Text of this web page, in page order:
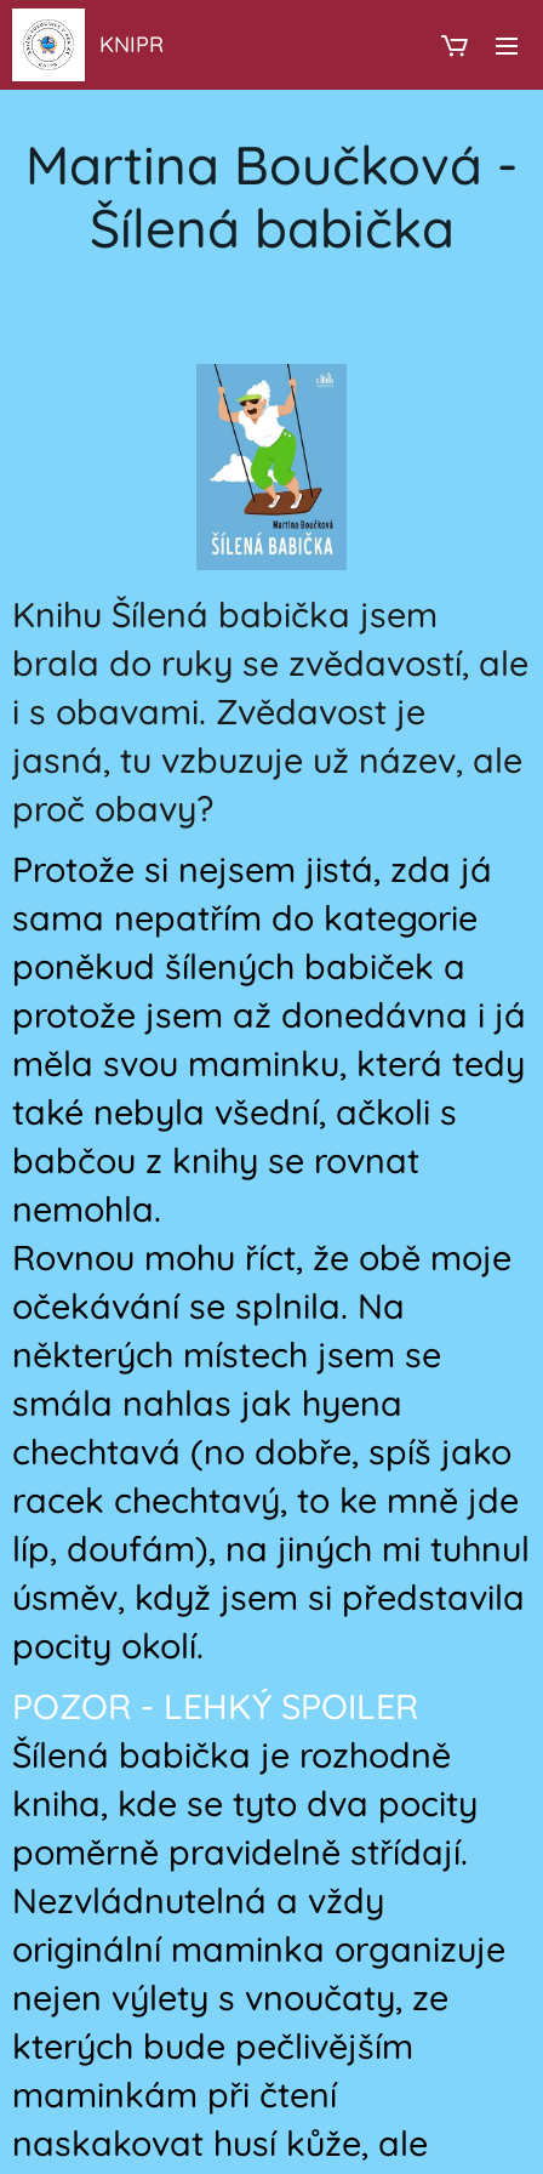
KNIPR
Martina Boučková -
Šílená babička
Knihu Šílená babička jsem
brala do ruky se zvědavostí, ale
i s obavami. Zvědavost je
jasná, tu vzbuzuje už název, ale
proč obavy?
Protože si nejsem jistá, zda já
sama nepatřím do kategorie
poněkud šílených babiček a
protože jsem až donedávna i já
měla svou maminku, která tedy
také nebyla všední, ačkoli s
babčou z knihy se rovnat
nemohla.
Rovnou mohu říct, že obě moje
očekávání se splnila. Na
některých místech jsem se
smála nahlas jak hyena
chechtavá (no dobře, spíš jako
racek chechtavý, to ke mně jde
líp, doufám), na jiných mi tuhnul
úsměv, když jsem si představila
pocity okolí.
POZOR - LEHKÝ SPOILER
Šílená babička je rozhodně
kniha, kde se tyto dva pocity
poměrně pravidelně střídají.
Nezvládnutelná a vždy
originální maminka organizuje
nejen výlety s vnoučaty, ze
kterých bude pečlivějším
maminkám při čtení
naskakovat husí kůže, ale